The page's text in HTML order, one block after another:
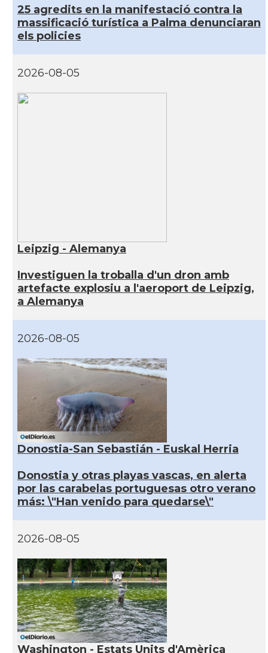
25 agredits en la manifestació contra la
massificació turística a Palma denunciaran
els policies
2026-08-05
Leipzig - Alemanya
Investiguen la troballa d'un dron amb
artefacte explosiu a l'aeroport de Leipzig,
a Alemanya
2026-08-05
Donostia-San Sebastián - Euskal Herria
Donostia y otras playas vascas, en alerta
por las carabelas portuguesas otro verano
más: \"Han venido para quedarse\"
2026-08-05
Washington - Estats Units d'Amèrica